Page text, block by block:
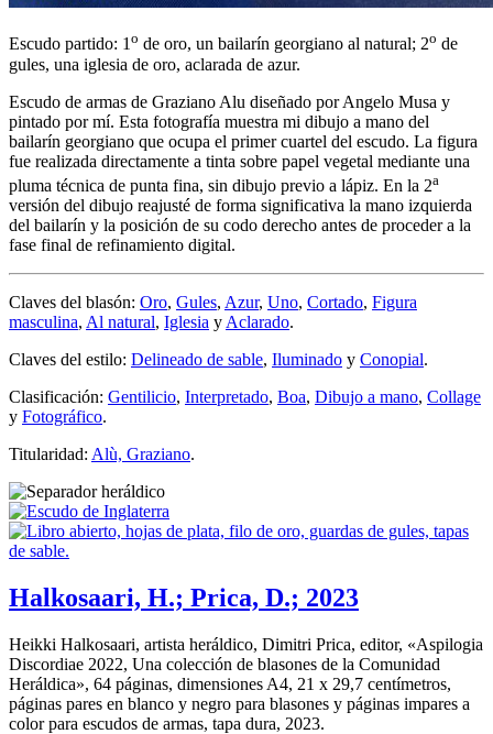
Escudo partido: 1o de oro, un bailarín georgiano al natural; 2o de
gules, una iglesia de oro, aclarada de azur.
Escudo de armas de Graziano Alu diseñado por Angelo Musa y
pintado por mí. Esta fotografía muestra mi dibujo a mano del
bailarín georgiano que ocupa el primer cuartel del escudo. La figura
fue realizada directamente a tinta sobre papel vegetal mediante una
pluma técnica de punta fina, sin dibujo previo a lápiz. En la 2a
versión del dibujo reajusté de forma significativa la mano izquierda
del bailarín y la posición de su codo derecho antes de proceder a la
fase final de refinamiento digital.
Claves del blasón: Oro, Gules, Azur, Uno, Cortado, Figura
masculina, Al natural, Iglesia y Aclarado.
Claves del estilo: Delineado de sable, Iluminado y Conopial.
Clasificación: Gentilicio, Interpretado, Boa, Dibujo a mano, Collage
y Fotográfico.
Titularidad: Alù, Graziano.
Halkosaari, H.; Prica, D.; 2023
Heikki Halkosaari, artista heráldico, Dimitri Prica, editor, «Aspilogia
Discordiae 2022, Una colección de blasones de la Comunidad
Heráldica», 64 páginas, dimensiones A4, 21 x 29,7 centímetros,
páginas pares en blanco y negro para blasones y páginas impares a
color para escudos de armas, tapa dura, 2023.